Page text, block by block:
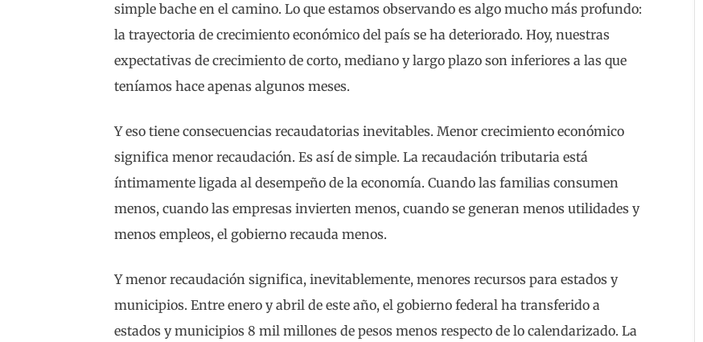
simple bache en el camino. Lo que estamos observando es algo mucho más profundo:
la trayectoria de crecimiento económico del país se ha deteriorado. Hoy, nuestras
expectativas de crecimiento de corto, mediano y largo plazo son inferiores a las que
teníamos hace apenas algunos meses.
Y eso tiene consecuencias recaudatorias inevitables. Menor crecimiento económico
significa menor recaudación. Es así de simple. La recaudación tributaria está
íntimamente ligada al desempeño de la economía. Cuando las familias consumen
menos, cuando las empresas invierten menos, cuando se generan menos utilidades y
menos empleos, el gobierno recauda menos.
Y menor recaudación significa, inevitablemente, menores recursos para estados y
municipios. Entre enero y abril de este año, el gobierno federal ha transferido a
estados y municipios 8 mil millones de pesos menos respecto de lo calendarizado. La